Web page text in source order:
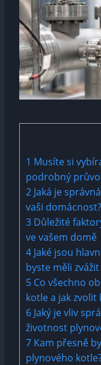
1 Musíte si
podrobný
2 Jaká je
vaši
3 Důležité
ve vašem domě
4 Jaké jsou
byste měli
5 Co všechno
kotle a jak
6 Jaký je vliv
životnost
7 Kam přesně
plynového